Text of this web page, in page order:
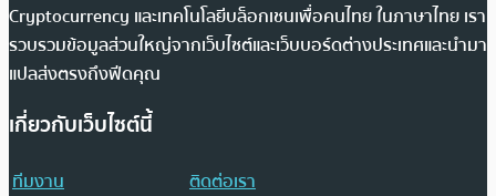
Cryptocurrency และเทคโนโลยีบล็อกเชนเพื่อคนไทย ในภาษาไทย เรา
รวบรวมข้อมูลส่วนใหญ่จากเว็บไซต์และเว็บบอร์ดต่างประเทศและนำมา
แปลส่งตรงถึงฟีดคุณ
เกี่ยวกับเว็บไซต์นี้
ทีมงาน
ติดต่อเรา